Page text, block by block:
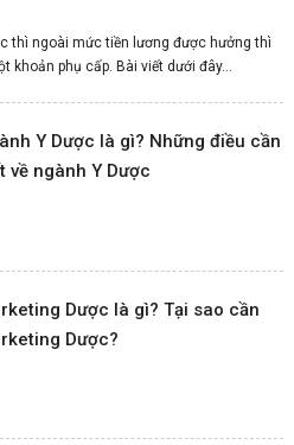
thì ngoài mức tiền lương được hưởng thì
khoản phụ cấp. Bài viết dưới đây...
Y Dược là gì? Những điều cần
về ngành Y Dược
Dược là gì? Tại sao cần
Dược?